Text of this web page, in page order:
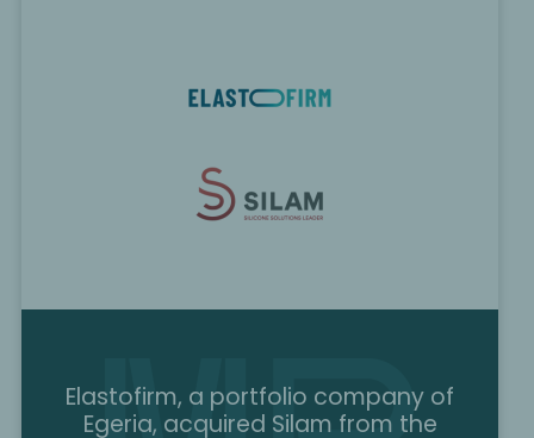
Elastofirm, a portfolio company of
Egeria, acquired Silam from the